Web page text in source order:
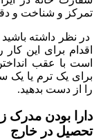
تمرکز و شناخت و
در نظر داشته
اقدام برای این
است با عقب
برای یک ترم یا یک
را از دست بدهید.
دارا بودن مدرک
تحصیل در خارج